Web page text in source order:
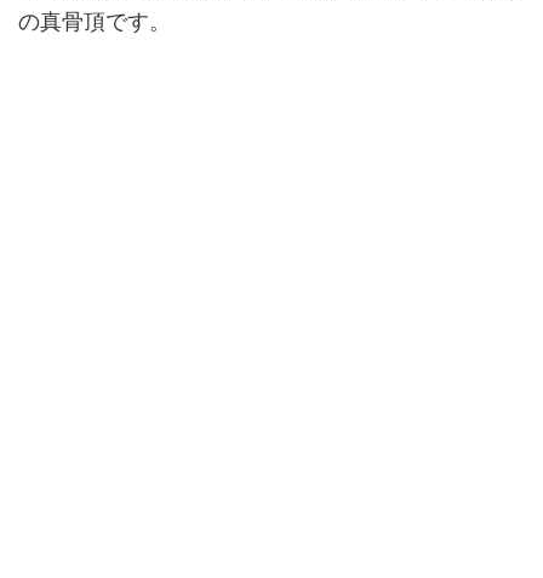
の真骨頂です。